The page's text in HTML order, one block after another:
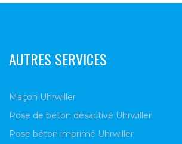
AUTRES SERVICES
Maçon Uhrwiller
Pose de béton désactivé Uhrwiller
Pose béton imprimé Uhrwiller